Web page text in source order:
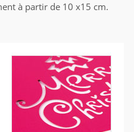
à partir de 10 x15 cm.